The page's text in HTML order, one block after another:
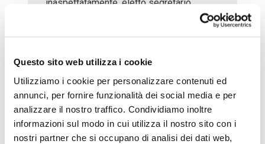
Questo sito web utilizza i cookie
Utilizziamo i cookie per personalizzare contenuti ed
annunci, per fornire funzionalità dei social media e per
analizzare il nostro traffico. Condividiamo inoltre
informazioni sul modo in cui utilizza il nostro sito con i
nostri partner che si occupano di analisi dei dati web,
inaspettatamente, eletto segretario
generale del partito. Improvvisamente il
noi, per il nostro Paese, per tutta
l’umanità, questo nuovo impegno era una
sfida a lavorare con Lui.
Josef diceva spesso: “Per il cristiano non